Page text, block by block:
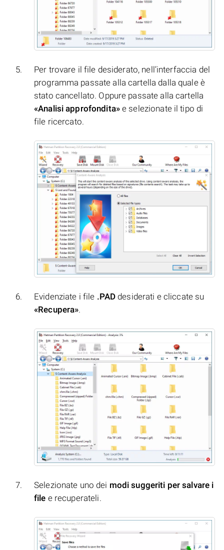
Per trovare il file desiderato, nell’interfaccia del
programma passate alla cartella dalla quale è
stato cancellato. Oppure passate alla cartella
«Analisi approfondita»e selezionate il tipo di
file ricercato.
Evidenziate i file .PAD desiderati e cliccate su
«Recupera».
Selezionate uno dei modi suggeriti per salvare i
file e recuperateli.